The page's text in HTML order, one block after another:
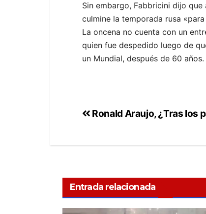
Sin embargo, Fabbricini dijo
culmine la temporada rusa
La oncena no cuenta con un
quien fue despedido luego de
un Mundial, después de 60 años.
Ronald Araujo, ¿Tras los
Entrada relacionada